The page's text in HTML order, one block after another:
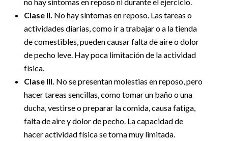
Clase II. No hay síntomas en reposo. Las tareas o
actividades diarias, como ir a trabajar o a la tienda
de comestibles, pueden causar falta de aire o dolor
de pecho leve. Hay poca limitación de la actividad
física.
Clase III. No se presentan molestias en reposo, pero
hacer tareas sencillas, como tomar un baño o una
ducha, vestirse o preparar la comida, causa fatiga,
falta de aire y dolor de pecho. La capacidad de
hacer actividad física se torna muy limitada.